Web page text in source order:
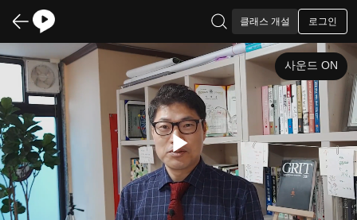
클래스 개설 로그인
Play
사운드 ON